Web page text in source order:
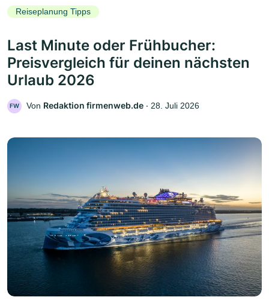
Reiseplanung Tipps
Last Minute oder Frühbucher:
Preisvergleich für deinen nächsten
Urlaub 2026
FW Von Redaktion firmenweb.de ‧ 28. Juli 2026